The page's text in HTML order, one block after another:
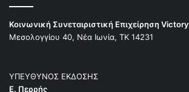
Κοινωνική Συνεταιριστική Επιχείρηση Victory
Μεσολογγίου 40, Νέα Ιωνία, ΤΚ 14231
ΥΠΕΥΘΥΝΟΣ ΕΚΔΟΣΗΣ
Ε. Περρής